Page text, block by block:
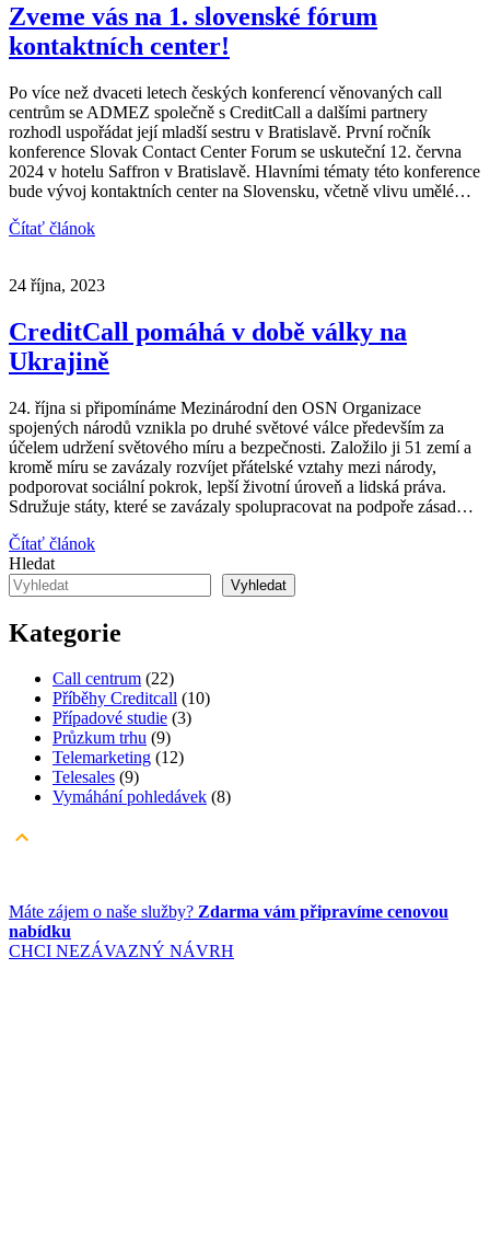
Zveme vás na 1. slovenské fórum
kontaktních center!
Po více než dvaceti letech českých konferencí věnovaných call
centrům se ADMEZ společně s CreditCall a dalšími partnery
rozhodl uspořádat její mladší sestru v Bratislavě. První ročník
konference Slovak Contact Center Forum se uskuteční 12. června
2024 v hotelu Saffron v Bratislavě. Hlavními tématy této konference
bude vývoj kontaktních center na Slovensku, včetně vlivu umělé…
Čítať článok
24 října, 2023
CreditCall pomáhá v době války na
Ukrajině
24. října si připomínáme Mezinárodní den OSN Organizace
spojených národů vznikla po druhé světové válce především za
účelem udržení světového míru a bezpečnosti. Založilo ji 51 zemí a
kromě míru se zavázaly rozvíjet přátelské vztahy mezi národy,
podporovat sociální pokrok, lepší životní úroveň a lidská práva.
Sdružuje státy, které se zavázaly spolupracovat na podpoře zásad…
Čítať článok
Hledat
Vyhledat
Kategorie
Call centrum (22)
Příběhy Creditcall (10)
Případové studie (3)
Průzkum trhu (9)
Telemarketing (12)
Telesales (9)
Vymáhání pohledávek (8)
Máte zájem o naše služby? Zdarma vám připravíme cenovou
nabídku
CHCI NEZÁVAZNÝ NÁVRH